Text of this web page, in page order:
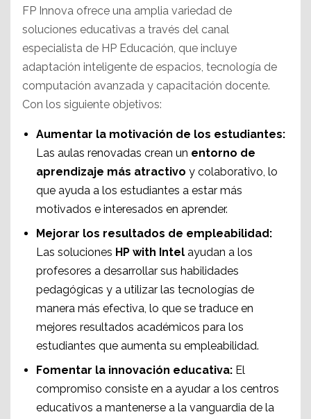
FP Innova ofrece una amplia variedad de
soluciones educativas a través del canal
especialista de HP Educación, que incluye
adaptación inteligente de espacios, tecnología de
computación avanzada y capacitación docente.
Con los siguiente objetivos:
Aumentar la motivación de los estudiantes:
Las aulas renovadas crean un entorno de
aprendizaje más atractivo y colaborativo, lo
que ayuda a los estudiantes a estar más
motivados e interesados en aprender.
Mejorar los resultados de empleabilidad:
Las soluciones HP with Intelayudan a los
profesores a desarrollar sus habilidades
pedagógicas y a utilizar las tecnologías de
manera más efectiva, lo que se traduce en
mejores resultados académicos para los
estudiantes que aumenta su empleabilidad.
Fomentar la innovación educativa:El
compromiso consiste en a ayudar a los centros
educativos a mantenerse a la vanguardia de la